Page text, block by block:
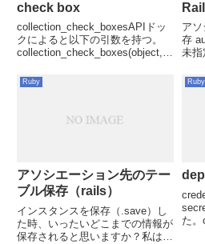
check box
collection_check_boxesAPIドッ
クによると以下の引数を持つ。
collection_check_boxes(object,
value_method, text_method, o...
ア
存
未指
存
Ruby
アソシエーション先のテー
ブル保存（rails）
インスタンスを保存（.save）し
た時、いったいどこまでの情報が
保存されると思いますか？私はそ
Ruby
た。